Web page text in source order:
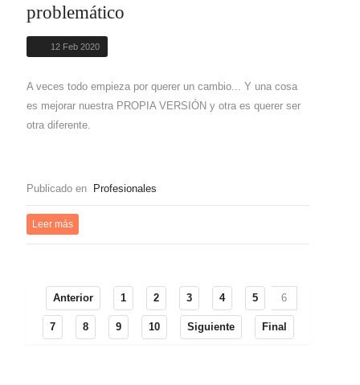
problemático
12 Feb 2020
A veces todo empieza por querer un cambio... Y una cosa
es mejorar nuestra PROPIA VERSIÓN y otra es querer ser
otra diferente.
Publicado en Profesionales
Leer más
Anterior 1 2 3 4 5 6
7 8 9 10 Siguiente Final